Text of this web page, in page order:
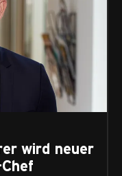
wird neuer